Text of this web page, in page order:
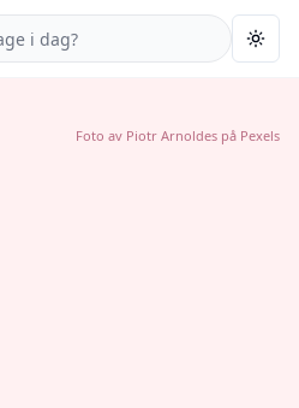
Foto av Piotr Arnoldes på Pexels